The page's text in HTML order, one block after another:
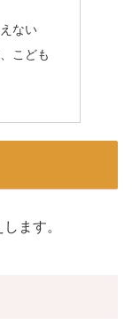
ない
こども
ます。